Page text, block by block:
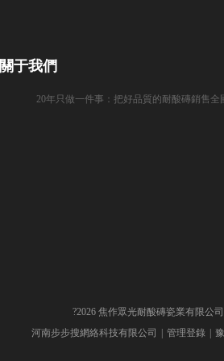
關于我們
20年只做一件事：把好品質的耐酸磚銷售全
?2026 焦作眾光耐酸磚瓷業有限公
河南步步搜網絡科技有限公司
管理登錄